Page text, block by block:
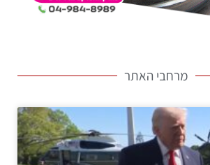
מרחבי האתר